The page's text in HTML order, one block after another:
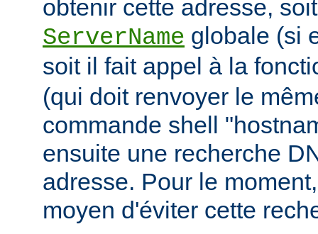
obtenir cette adresse,
ServerName globale (si
soit il fait appel à la
(qui doit renvoyer le
commande shell
ensuite une recherche
adresse. Pour le
moyen d'éviter cette